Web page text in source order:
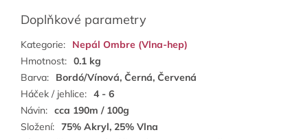
Doplňkové parametry
Kategorie:
Nepál Ombre (Vlna-hep)
Hmotnost: 0.1 kg
Barva:
Bordó/Vínová, Černá, Červená
Háček / jehlice: 4 - 6
Návin: cca 190m / 100g
Složení: 75% Akryl, 25% Vlna